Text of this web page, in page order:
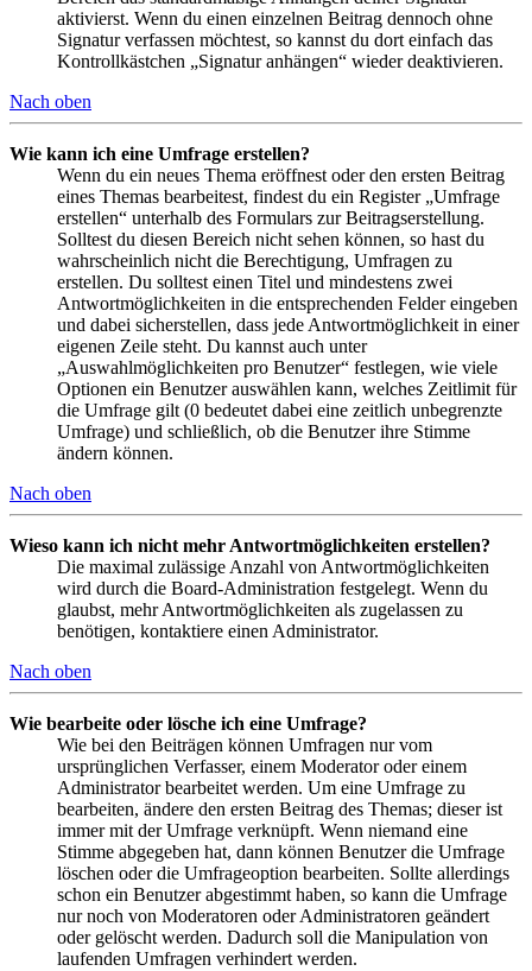
aktivierst. Wenn du einen einzelnen Beitrag dennoch ohne
Signatur verfassen möchtest, so kannst du dort einfach das
Kontrollkästchen „Signatur anhängen“ wieder deaktivieren.
Nach oben
Wie kann ich eine Umfrage erstellen?
Wenn du ein neues Thema eröffnest oder den ersten Beitrag
eines Themas bearbeitest, findest du ein Register „Umfrage
erstellen“ unterhalb des Formulars zur Beitragserstellung.
Solltest du diesen Bereich nicht sehen können, so hast du
wahrscheinlich nicht die Berechtigung, Umfragen zu
erstellen. Du solltest einen Titel und mindestens zwei
Antwortmöglichkeiten in die entsprechenden Felder eingeben
und dabei sicherstellen, dass jede Antwortmöglichkeit in einer
eigenen Zeile steht. Du kannst auch unter
„Auswahlmöglichkeiten pro Benutzer“ festlegen, wie viele
Optionen ein Benutzer auswählen kann, welches Zeitlimit für
die Umfrage gilt (0 bedeutet dabei eine zeitlich unbegrenzte
Umfrage) und schließlich, ob die Benutzer ihre Stimme
ändern können.
Nach oben
Wieso kann ich nicht mehr Antwortmöglichkeiten erstellen?
Die maximal zulässige Anzahl von Antwortmöglichkeiten
wird durch die Board-Administration festgelegt. Wenn du
glaubst, mehr Antwortmöglichkeiten als zugelassen zu
benötigen, kontaktiere einen Administrator.
Nach oben
Wie bearbeite oder lösche ich eine Umfrage?
Wie bei den Beiträgen können Umfragen nur vom
ursprünglichen Verfasser, einem Moderator oder einem
Administrator bearbeitet werden. Um eine Umfrage zu
bearbeiten, ändere den ersten Beitrag des Themas; dieser ist
immer mit der Umfrage verknüpft. Wenn niemand eine
Stimme abgegeben hat, dann können Benutzer die Umfrage
löschen oder die Umfrageoption bearbeiten. Sollte allerdings
schon ein Benutzer abgestimmt haben, so kann die Umfrage
nur noch von Moderatoren oder Administratoren geändert
oder gelöscht werden. Dadurch soll die Manipulation von
laufenden Umfragen verhindert werden.